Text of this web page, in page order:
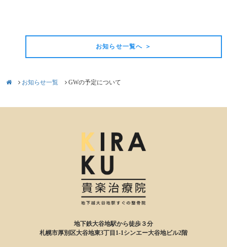
お知らせ一覧へ ＞
お知らせ一覧 GWの予定について
地下鉄大谷地駅から徒歩３分
札幌市厚別区大谷地東3丁目1-1シンエー大谷地ビル2階